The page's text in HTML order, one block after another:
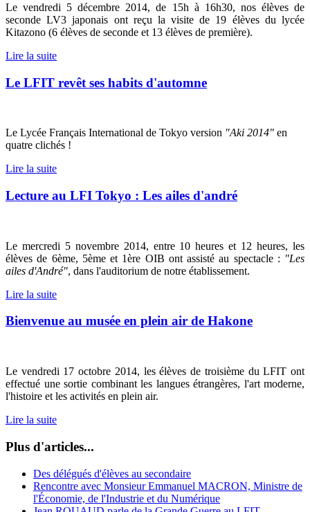
Le vendredi 5 décembre 2014, de 15h à 16h30, nos élèves de
seconde LV3 japonais ont reçu la visite de 19 élèves du lycée
Kitazono (6 élèves de seconde et 13 élèves de première).
Lire la suite
Le LFIT revêt ses habits d'automne
Le Lycée Français International de Tokyo version "Aki 2014" en
quatre clichés !
Lire la suite
Lecture au LFI Tokyo : Les ailes d'andré
Le mercredi 5 novembre 2014, entre 10 heures et 12 heures, les
élèves de 6ème, 5ème et 1ère OIB ont assisté au spectacle : "Les
ailes d'André", dans l'auditorium de notre établissement.
Lire la suite
Bienvenue au musée en plein air de Hakone
Le vendredi 17 octobre 2014, les élèves de troisième du LFIT ont
effectué une sortie combinant les langues étrangères, l'art moderne,
l'histoire et les activités en plein air.
Lire la suite
Plus d'articles...
Des délégués d'élèves au secondaire
Rencontre avec Monsieur Emmanuel MACRON, Ministre de
l'Économie, de l'Industrie et du Numérique